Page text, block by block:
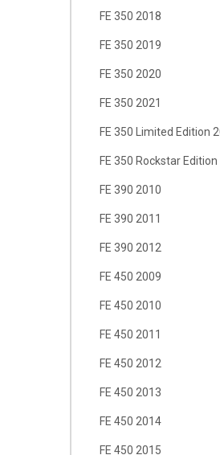
FE 350 2018
FE 350 2019
FE 350 2020
FE 350 2021
FE 350 Limited Edition
FE 350 Rockstar Edition
FE 390 2010
FE 390 2011
FE 390 2012
FE 450 2009
FE 450 2010
FE 450 2011
FE 450 2012
FE 450 2013
FE 450 2014
FE 450 2015